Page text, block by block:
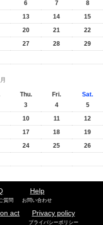
6 7
8
13 14
15
20 21
22
27 28
29
Thu. Fri.
Sat.
3 4
5
10 11
12
17 18
19
24 25
26
質問
Help
お問い合わせ
act Privacy policy
プライバシーポリシー